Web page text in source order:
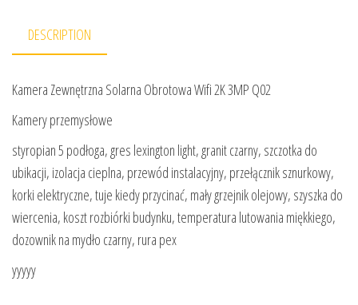
DESCRIPTION
Kamera Zewnętrzna Solarna Obrotowa Wifi 2K 3MP Q02
Kamery przemysłowe
styropian 5 podłoga, gres lexington light, granit czarny, szczotka do
ubikacji, izolacja cieplna, przewód instalacyjny, przełącznik sznurkowy,
korki elektryczne, tuje kiedy przycinać, mały grzejnik olejowy, szyszka do
wiercenia, koszt rozbiórki budynku, temperatura lutowania miękkiego,
dozownik na mydło czarny, rura pex
yyyyy